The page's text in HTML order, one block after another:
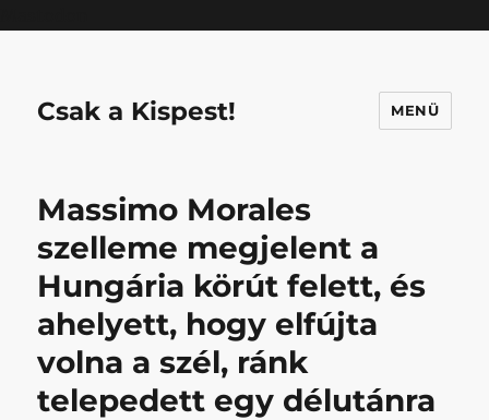
Csak a Kispest! MENÜ
Massimo Morales
szelleme megjelent a
Hungária körút felett, és
ahelyett, hogy elfújta
volna a szél, ránk
telepedett egy délutánra